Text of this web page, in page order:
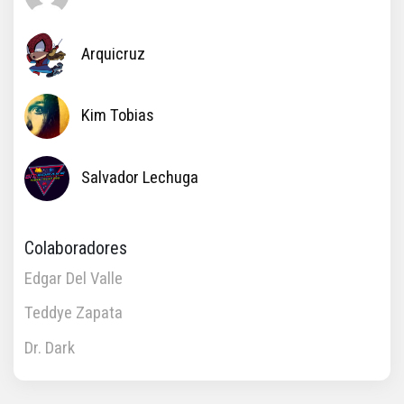
Arquicruz
Kim Tobias
Salvador Lechuga
Colaboradores
Edgar Del Valle
Teddye Zapata
Dr. Dark